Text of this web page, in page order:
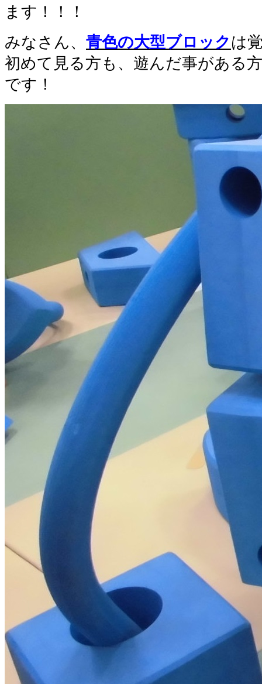
ます！！！
みなさん、 青色の大型ブロック は
初めて見る方も、遊んだ事がある
です！